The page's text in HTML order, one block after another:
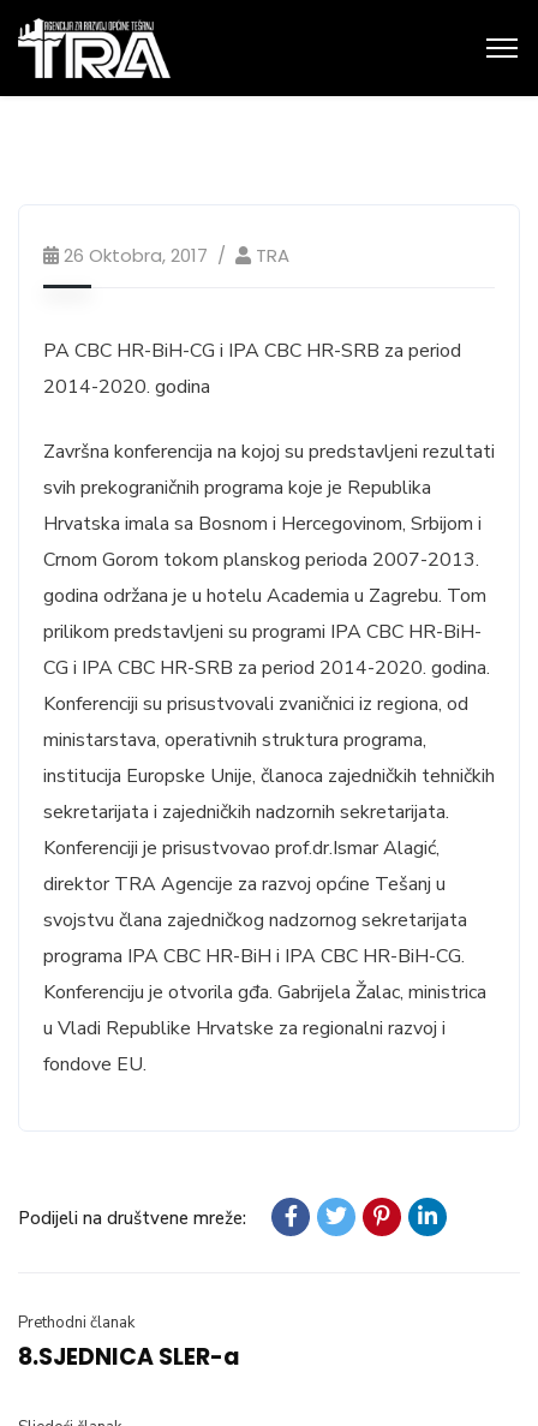
26 Oktobra, 2017 TRA
PA CBC HR-BiH-CG i IPA CBC HR-SRB za period
2014-2020. godina
Završna konferencija na kojoj su predstavljeni rezultati
svih prekograničnih programa koje je Republika
Hrvatska imala sa Bosnom i Hercegovinom, Srbijom i
Crnom Gorom tokom planskog perioda 2007-2013.
godina održana je u hotelu Academia u Zagrebu. Tom
prilikom predstavljeni su programi IPA CBC HR-BiH-
CG i IPA CBC HR-SRB za period 2014-2020. godina.
Konferenciji su prisustvovali zvaničnici iz regiona, od
ministarstava, operativnih struktura programa,
institucija Europske Unije, članoca zajedničkih tehničkih
sekretarijata i zajedničkih nadzornih sekretarijata.
Konferenciji je prisustvovao prof.dr.Ismar Alagić,
direktor TRA Agencije za razvoj općine Tešanj u
svojstvu člana zajedničkog nadzornog sekretarijata
programa IPA CBC HR-BiH i IPA CBC HR-BiH-CG.
Konferenciju je otvorila gđa. Gabrijela Žalac, ministrica
u Vladi Republike Hrvatske za regionalni razvoj i
fondove EU.
Podijeli na društvene mreže:
Prethodni članak
8.SJEDNICA SLER-a